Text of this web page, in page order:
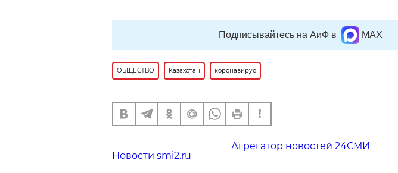
Подписывайтесь на АиФ в MAX
ОБЩЕСТВО Казахстан коронавирус
Агрегатор новостей 24СМИ
Новости smi2.ru